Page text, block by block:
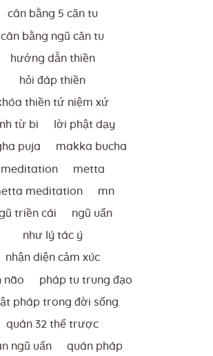
cân bằng 5 căn tu
cân bằng ngũ căn tu
hướng dẫn thiền
hỏi đáp thiền
thiền tứ niệm xứ
từ bi lời phật dạy
puja makka bucha
meditation metta
meditation mn
triền cái ngũ uẩn
như lý tác ý
nhận diện cảm xúc
não pháp tu trung đạo
pháp trong đời sống
quán 32 thể trược
ngũ uẩn quán pháp